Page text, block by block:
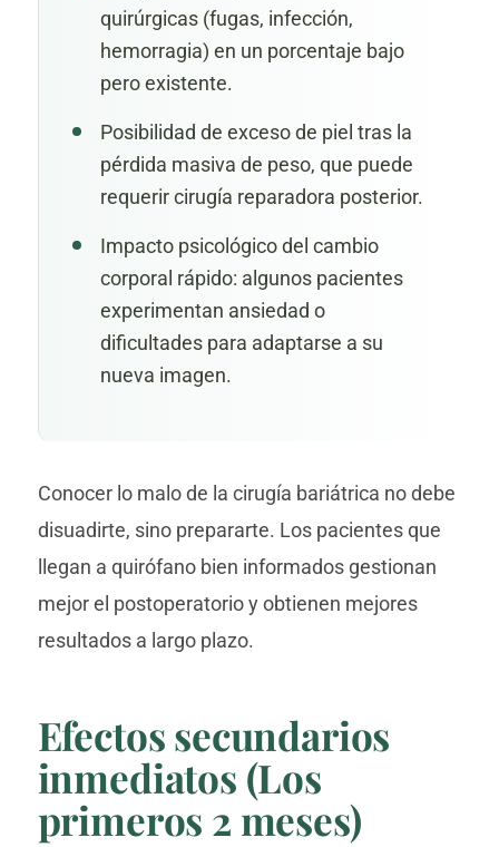
quirúrgicas (fugas, infección,
hemorragia) en un porcentaje bajo
pero existente.
Posibilidad de exceso de piel tras la
pérdida masiva de peso, que puede
requerir cirugía reparadora posterior.
Impacto psicológico del cambio
corporal rápido: algunos pacientes
experimentan ansiedad o
dificultades para adaptarse a su
nueva imagen.
Conocer lo malo de la cirugía bariátrica no debe
disuadirte, sino prepararte. Los pacientes que
llegan a quirófano bien informados gestionan
mejor el postoperatorio y obtienen mejores
resultados a largo plazo.
Efectos secundarios
inmediatos (Los
primeros 2 meses)